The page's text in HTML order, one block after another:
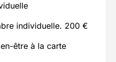
individuelle. 200 €
être à la carte